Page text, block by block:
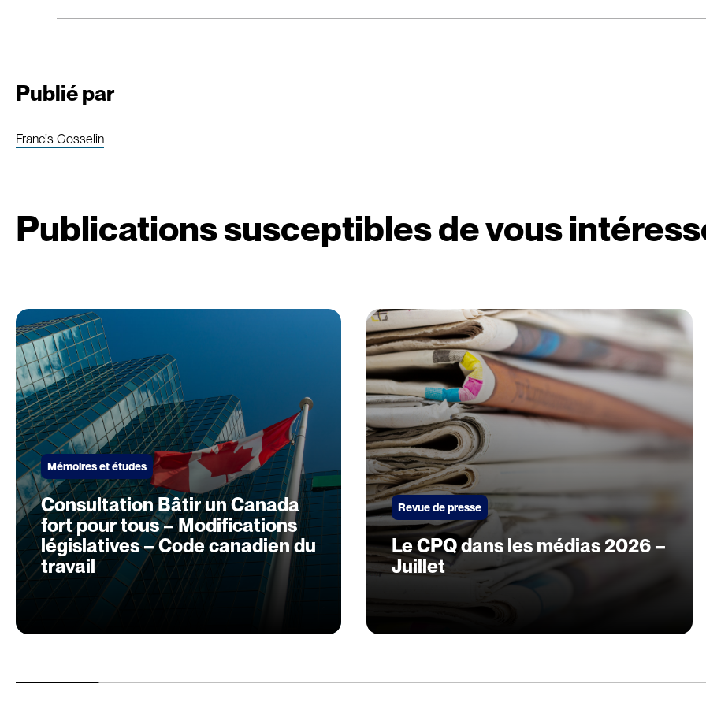
Publié par
Francis Gosselin
Publications susceptibles de vous
Mémoires et études
Consultation Bâtir un Canada
fort pour tous – Modifications
législatives – Code canadien du
travail
Revue de presse
Le CPQ dans les médias 2026 –
Juillet